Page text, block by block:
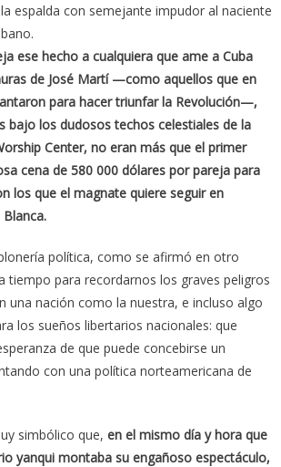
espalda con semejante impudor al naciente
ese hecho a cualquiera que ame a Cuba
de José Martí —como aquellos que en
para hacer triunfar la Revolución—,
bajo los dudosos techos celestiales de la
Center, no eran más que el primer
cena de 580 000 dólares por pareja para
los que el magnate quiere seguir en
política, como se afirmó en otro
tiempo para recordarnos los graves peligros
una nación como la nuestra, e incluso algo
los sueños libertarios nacionales: que
de que puede concebirse un
con una política norteamericana de
simbólico que, en el mismo día y hora que
yanqui montaba su engañoso espectáculo,